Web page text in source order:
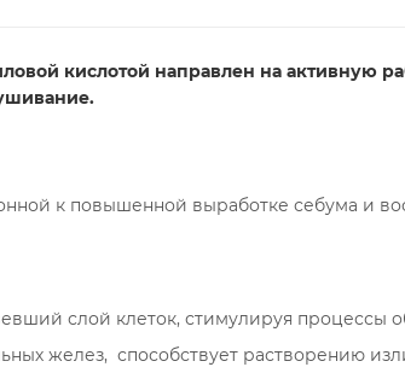
кислотой направлен на активную
к повышенной выработке себума и
слой клеток, стимулируя процессы
желез, способствует растворению